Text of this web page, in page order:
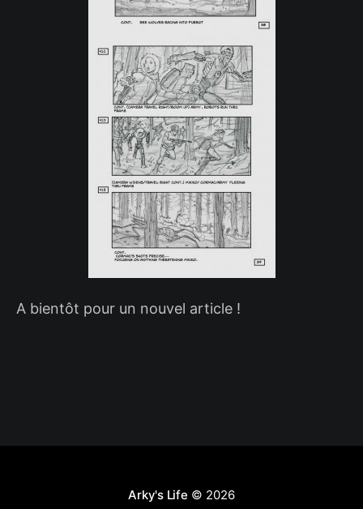
A bientôt pour un nouvel article !
Arky's Life © 2026